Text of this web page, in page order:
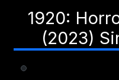
1920:
(2023)